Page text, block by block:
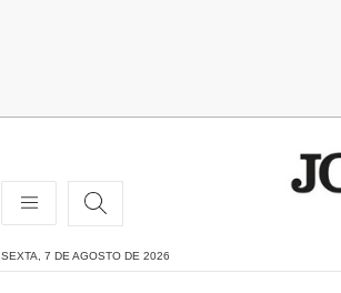
SEXTA, 7 DE AGOSTO DE 2026